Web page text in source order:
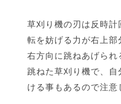
草刈り機の刃は反時計
転を妨げる力が右上
右方向に跳ねあげられ
跳ねた草刈り機で、
ける事もあるので注意